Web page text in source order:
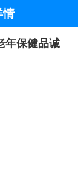
情
年保健品诚